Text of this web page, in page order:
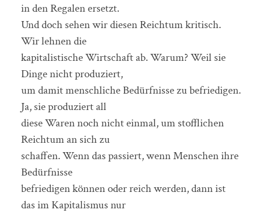
in den Regalen ersetzt.
Und doch sehen wir diesen Reichtum kritisch.
Wir lehnen die
kapitalistische Wirtschaft ab. Warum? Weil sie
Dinge nicht produziert,
um damit menschliche Bedürfnisse zu befriedigen.
Ja, sie produziert all
diese Waren noch nicht einmal, um stofflichen
Reichtum an sich zu
schaffen. Wenn das passiert, wenn Menschen ihre
Bedürfnisse
befriedigen können oder reich werden, dann ist
das im Kapitalismus nur